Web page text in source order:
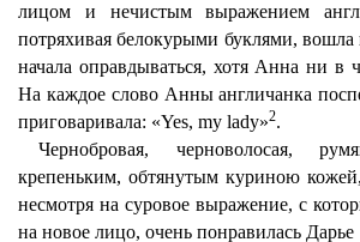
лицом и нечистым выражением
потряхивая белокурыми буклями, вошла
начала оправдываться, хотя Анна ни в
На каждое слово Анны англичанка
приговаривала: «Yes, my lady»2.
Чернобровая, черноволосая,
крепеньким, обтянутым куриною
несмотря на суровое выражение, с
на новое лицо, очень понравилась Дарье